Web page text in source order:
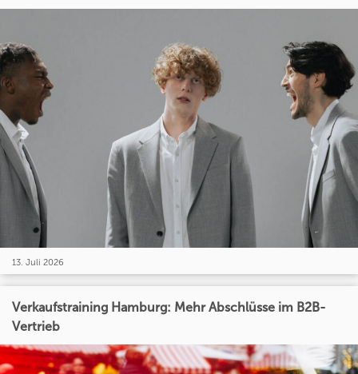
13. Juli 2026
Verkaufstraining Hamburg: Mehr Abschlüsse im B2B-
Vertrieb